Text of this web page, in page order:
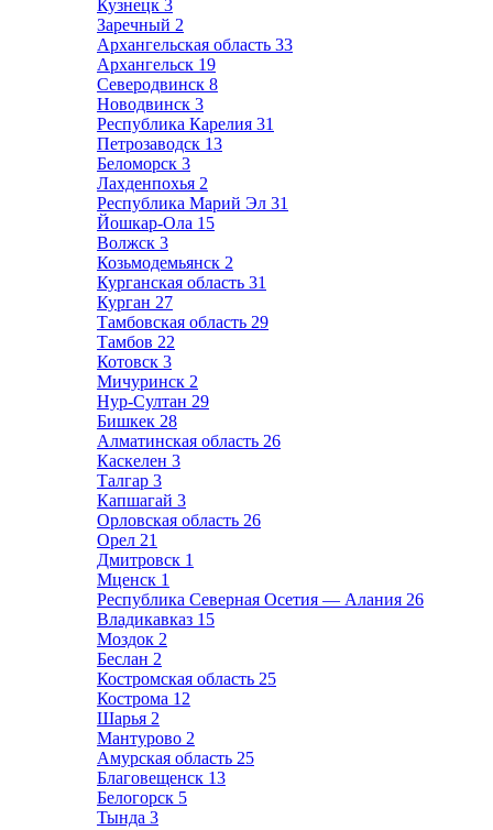
Кузнецк 3
Заречный 2
Архангельская область 33
Архангельск 19
Северодвинск 8
Новодвинск 3
Республика Карелия 31
Петрозаводск 13
Беломорск 3
Лахденпохья 2
Республика Марий Эл 31
Йошкар-Ола 15
Волжск 3
Козьмодемьянск 2
Курганская область 31
Курган 27
Тамбовская область 29
Тамбов 22
Котовск 3
Мичуринск 2
Нур-Султан 29
Бишкек 28
Алматинская область 26
Каскелен 3
Талгар 3
Капшагай 3
Орловская область 26
Орел 21
Дмитровск 1
Мценск 1
Республика Северная Осетия — Алания 26
Владикавказ 15
Моздок 2
Беслан 2
Костромская область 25
Кострома 12
Шарья 2
Мантурово 2
Амурская область 25
Благовещенск 13
Белогорск 5
Тында 3